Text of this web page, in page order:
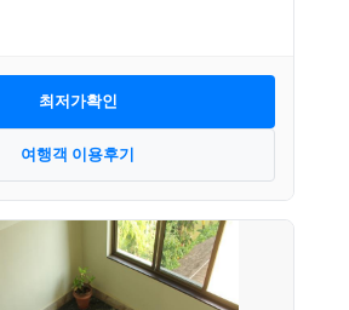
최저가확인
여행객 이용후기